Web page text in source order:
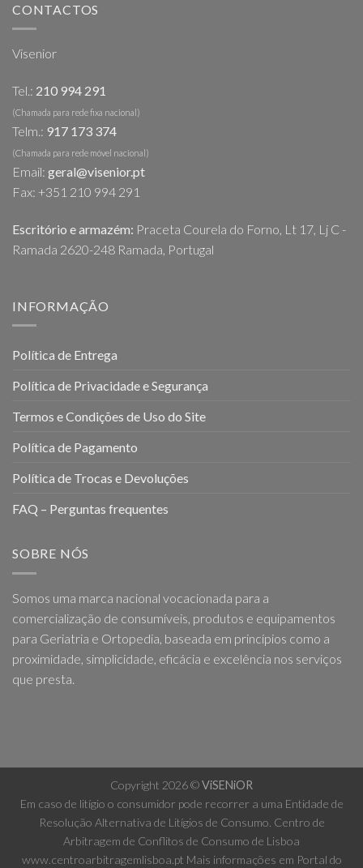
CONTACTOS
Visenior
Tel.: 210 994 291
(Chamada para rede fixa nacional)
Telm.: 917 173 374
(Chamada para rede móvel nacional)
Email: geral@visenior.pt
Fax: +351 210 994 291
Escritório e armazém: Praceta Courela do Forno, Lt 17, Lj C -
Ramada 2620-248 Ramada, Portugal
INFORMAÇÃO
Política de Entrega
Política de Privacidade e Segurança
Termos e Condições de Uso do Site
Política de Pagamento
Política de Trocas e Devoluções
FAQ – Perguntas frequentes
SOBRE NÓS
Somos uma marca nacional vocacionada para a
comercialização de consumíveis, produtos e equipamentos
para Geriatria e Ortopedia, baseada em princípios como a
proximidade, simplicidade, eficácia e excelência nos serviços
que presta.
Copyright 2026 ©ViSENiOR
Em caso de litígio o consumidor pode recorrer a uma Entidade de
Resolução Alternativa de Litígios de Consumo. Centro de
Arbitragem de Conflitos de Consumo de Lisboa
www.centroarbitragemlisboa.pt Mais informações em Portal do